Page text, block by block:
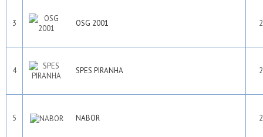
3 OSG 2001
4 SPES PIRANHA
5 NABOR